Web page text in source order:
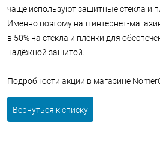
чаще используют защитные стекла и
Именно поэтому наш интернет-
в 50% на стёкла и плёнки для
надёжной защитой.
Подробности акции в магазине
Вернуться к списку